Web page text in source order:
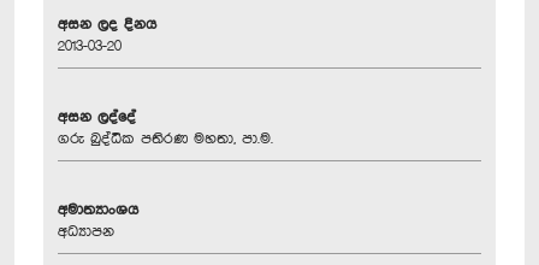
අසන ලද දිනය
2013-03-20
අසන ලද්දේ
ගරු බුද්ධික පතිරණ මහතා, පා.ම.
අමාත්‍යාංශය
අධ්‍යාපන